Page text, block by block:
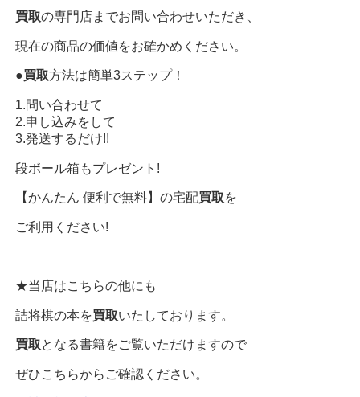
買取の専門店までお問い合わせいただき、
現在の商品の価値をお確かめください。
●買取方法は簡単3ステップ！
1.問い合わせて
2.申し込みをして
3.発送するだけ!!
段ボール箱もプレゼント!
【かんたん 便利で無料】の宅配買取を
ご利用ください!
★当店はこちらの他にも
詰将棋の本を買取いたしております。
買取となる書籍をご覧いただけますので
ぜひこちらからご確認ください。